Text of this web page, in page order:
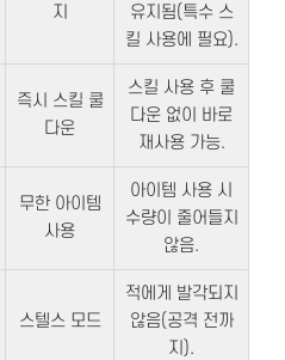
지
유지됨(특수 스
킬 사용에 필요).
즉시 스킬 쿨
다운
스킬 사용 후 쿨
다운 없이 바로
재사용 가능.
무한 아이템
사용
아이템 사용 시
수량이 줄어들지
않음.
스텔스 모드
적에게 발각되지
않음(공격 전까
지).